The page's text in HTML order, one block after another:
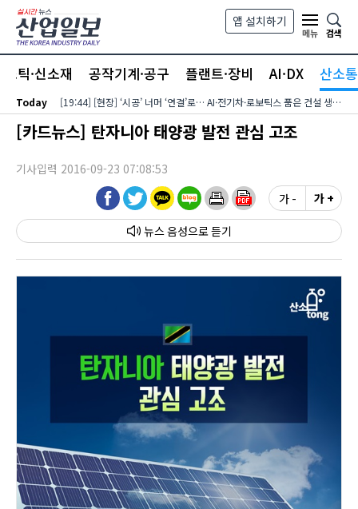
본문 바로가기
앱 설치하기
메뉴
검색
틱·신소재 공작기계·공구 플랜트·장비 AI·DX 산소통
Today [19:44] [현장] ‘시공’ 너머 ‘연결’로… AI·전기차·로보틱스 품은 건설 생태계
[카드뉴스] 탄자니아 태양광 발전 관심 고조
기사입력 2016-09-23 07:08:53
뉴스 음성
가 - 가 +